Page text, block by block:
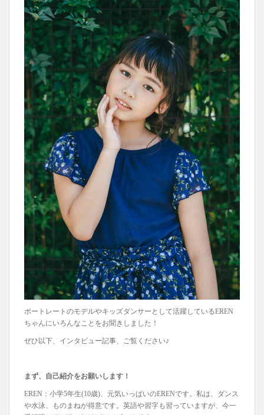
ポートレートのモデルやキッズダンサーとして活躍しているEREN
ちゃんにいろんなことをお聞きしました！
ぜひ以下、インタビュー記事、ご覧ください♪
まず、自己紹介をお願いします！
EREN：小学5年生(10歳)、元気いっぱいのERENです。私は、ダンス
や水泳、ものまねが得意です。英語や習字も習っていますが、今一